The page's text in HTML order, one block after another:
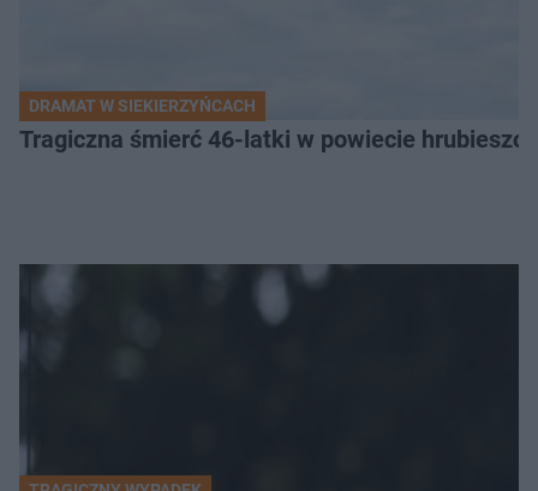
DRAMAT W SIEKIERZYŃCACH
Tragiczna śmierć 46-latki w powiecie